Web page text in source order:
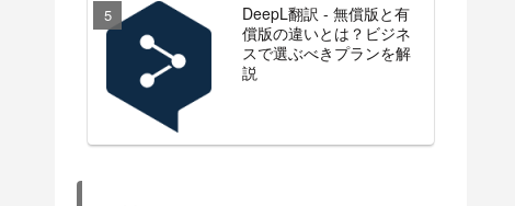
DeepL翻訳 - 無償版と有
償版の違いとは？ビジネ
スで選ぶべきプランを解
説